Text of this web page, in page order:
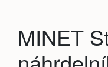
MINET